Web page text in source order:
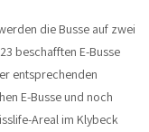
die Busse auf zwei
beschafften E-Busse
entsprechenden
E-Busse und noch
Areal im Klybeck